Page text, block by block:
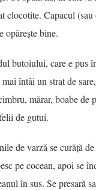
clocotite. Capacul (sau
opărește bine.
butoiului, care e pus
mai întâi un strat de
mărar, boabe de
de gutui.
de varză se curăță
pe cocean, apoi se
în sus. Se presară